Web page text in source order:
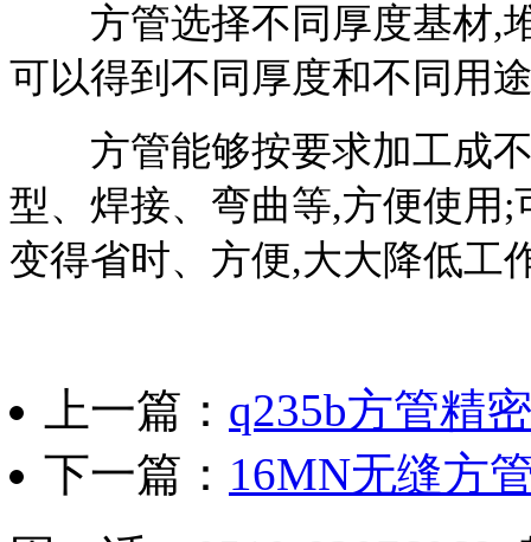
方管选择不同厚度基材,堆
可以得到不同厚度和不同用
方管能够按要求加工成不
型、焊接、弯曲等,方便使用
变得省时、方便,大大降低工
上一篇： q235b方管精
下一篇： 16MN无缝方